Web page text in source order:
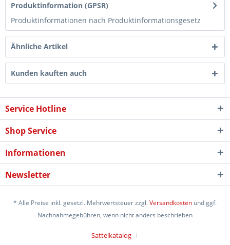
Produktinformation (GPSR)
Produktinformationen nach Produktinformationsgesetz
Ähnliche Artikel
Kunden kauften auch
Service Hotline
Shop Service
Informationen
Newsletter
* Alle Preise inkl. gesetzl. Mehrwertsteuer zzgl.Versandkosten und ggf.
Nachnahmegebühren, wenn nicht anders beschrieben
Sattelkatalog